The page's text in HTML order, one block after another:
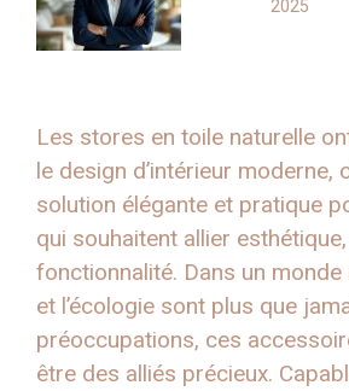
2025
Les stores en toile naturelle
le design d’intérieur moderne,
solution élégante et pratique
qui souhaitent allier
fonctionnalité. Dans un
et l’écologie sont plus que
préoccupations, ces
être des alliés précieux.